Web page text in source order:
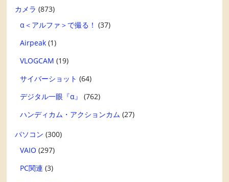
カメラ (873)
α＜アルファ＞で撮る！ (37)
Airpeak (1)
VLOGCAM (19)
サイバーショット (64)
デジタル一眼『α』
(762)
ハンディカム・アクションカム (27)
パソコン (300)
VAIO (297)
PC関連 (3)